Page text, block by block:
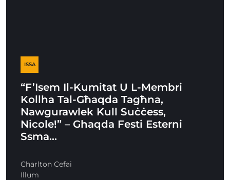
ISSA
“F’Isem Il-Kumitat U L-Membri
Kollha Tal-Għaqda Tagħna,
Nawgurawlek Kull Suċċess,
Nicole!” – Ghaqda Festi Esterni
Ssma…
Charlton Cefai
Illum